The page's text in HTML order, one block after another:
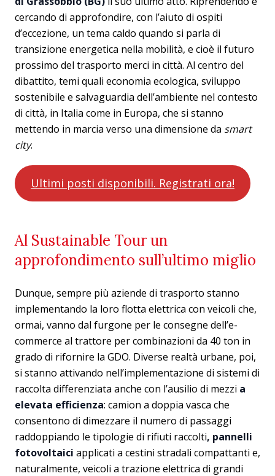
cercando di approfondire, con l’aiuto di ospiti
d’eccezione, un tema caldo quando si parla di
transizione energetica nella mobilità, e cioè il futuro
prossimo del trasporto merci in città. Al centro del
dibattito, temi quali economia ecologica, sviluppo
sostenibile e salvaguardia dell’ambiente nel contesto
di città, in Italia come in Europa, che si stanno
mettendo in marcia verso una dimensione da smart
city.
Ultimi posti disponibili. Registrati ora!
Al Sustainable Tour un
approfondimento sull’ultimo miglio
Dunque, sempre più aziende di trasporto stanno
implementando la loro flotta elettrica con veicoli che,
ormai, vanno dal furgone per le consegne dell’e-
commerce al trattore per combinazioni da 40 ton in
grado di rifornire la GDO. Diverse realtà urbane, poi,
si stanno attivando nell’implementazione di sistemi di
raccolta differenziata anche con l’ausilio di mezzi a
elevata efficienza: camion a doppia vasca che
consentono di dimezzare il numero di passaggi
raddoppiando le tipologie di rifiuti raccolti, pannelli
fotovoltaici applicati a cestini stradali compattanti e,
naturalmente, veicoli a trazione elettrica di grandi